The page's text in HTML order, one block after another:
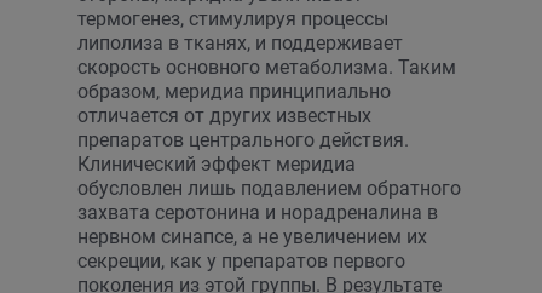
термогенез, стимулируя процессы
липолиза в тканях, и поддерживает
скорость основного метаболизма. Таким
образом, меридиа принципиально
отличается от других известных
препаратов центрального действия.
Клинический эффект меридиа
обусловлен лишь подавлением обратного
захвата серотонина и норадреналина в
нервном синапсе, а не увеличением их
секреции, как у препаратов первого
поколения из этой группы. В результате